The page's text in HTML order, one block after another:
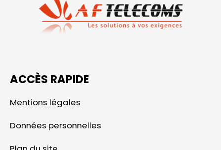
ACCÈS RAPIDE
Mentions légales
Données personnelles